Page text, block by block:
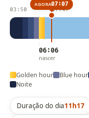
03:50 07:47
AGORA07:07
06:06
nascer
Golden hour Blue hour
Noite
Duração do dia11h17